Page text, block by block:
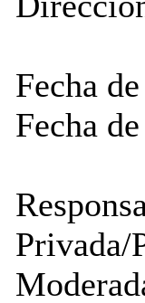
Fecha
Fecha
Privada/